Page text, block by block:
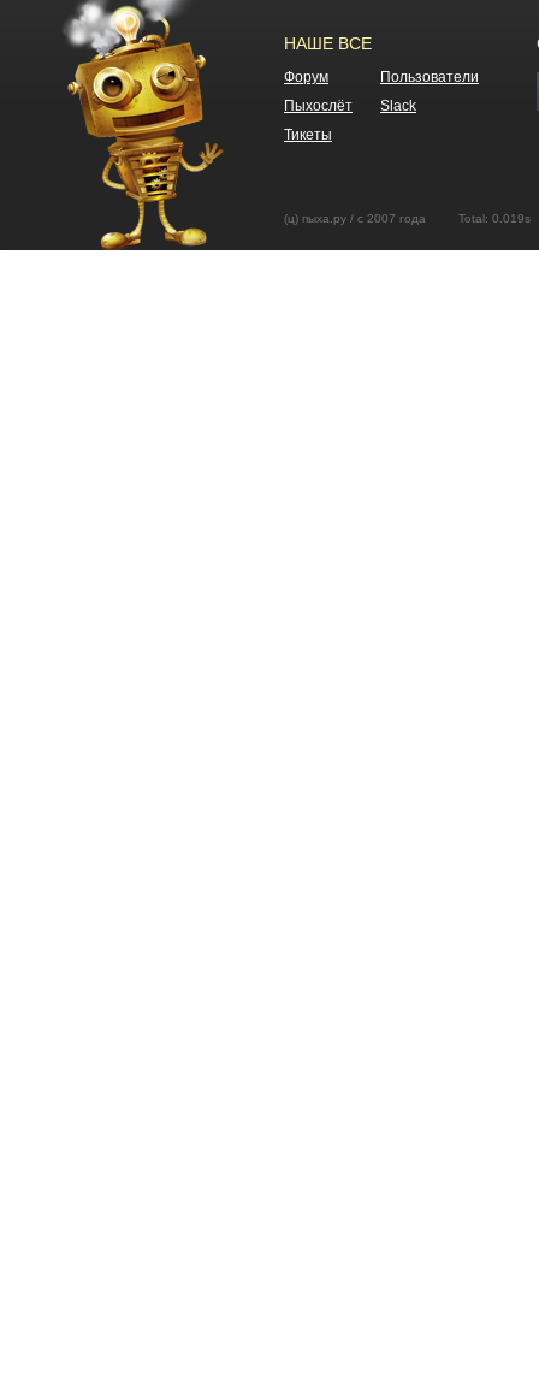
НАШЕ ВСЕ
Форум
Пользователи
Пыхослёт
Slack
Тикеты
(ц) пыха.ру / с 2007 года Total: